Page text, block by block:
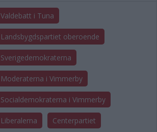
Valdebatt i Tuna
Landsbygdspartiet oberoende
Sverigedemokraterna
Moderaterna i Vimmerby
Socialdemokraterna i Vimmerby
Liberalerna Centerpartiet